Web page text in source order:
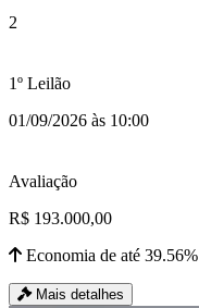
2
1º Leilão
01/09/2026 às 10:00
Avaliação
R$ 193.000,00
Economia de até 39.56%
Mais detalhes